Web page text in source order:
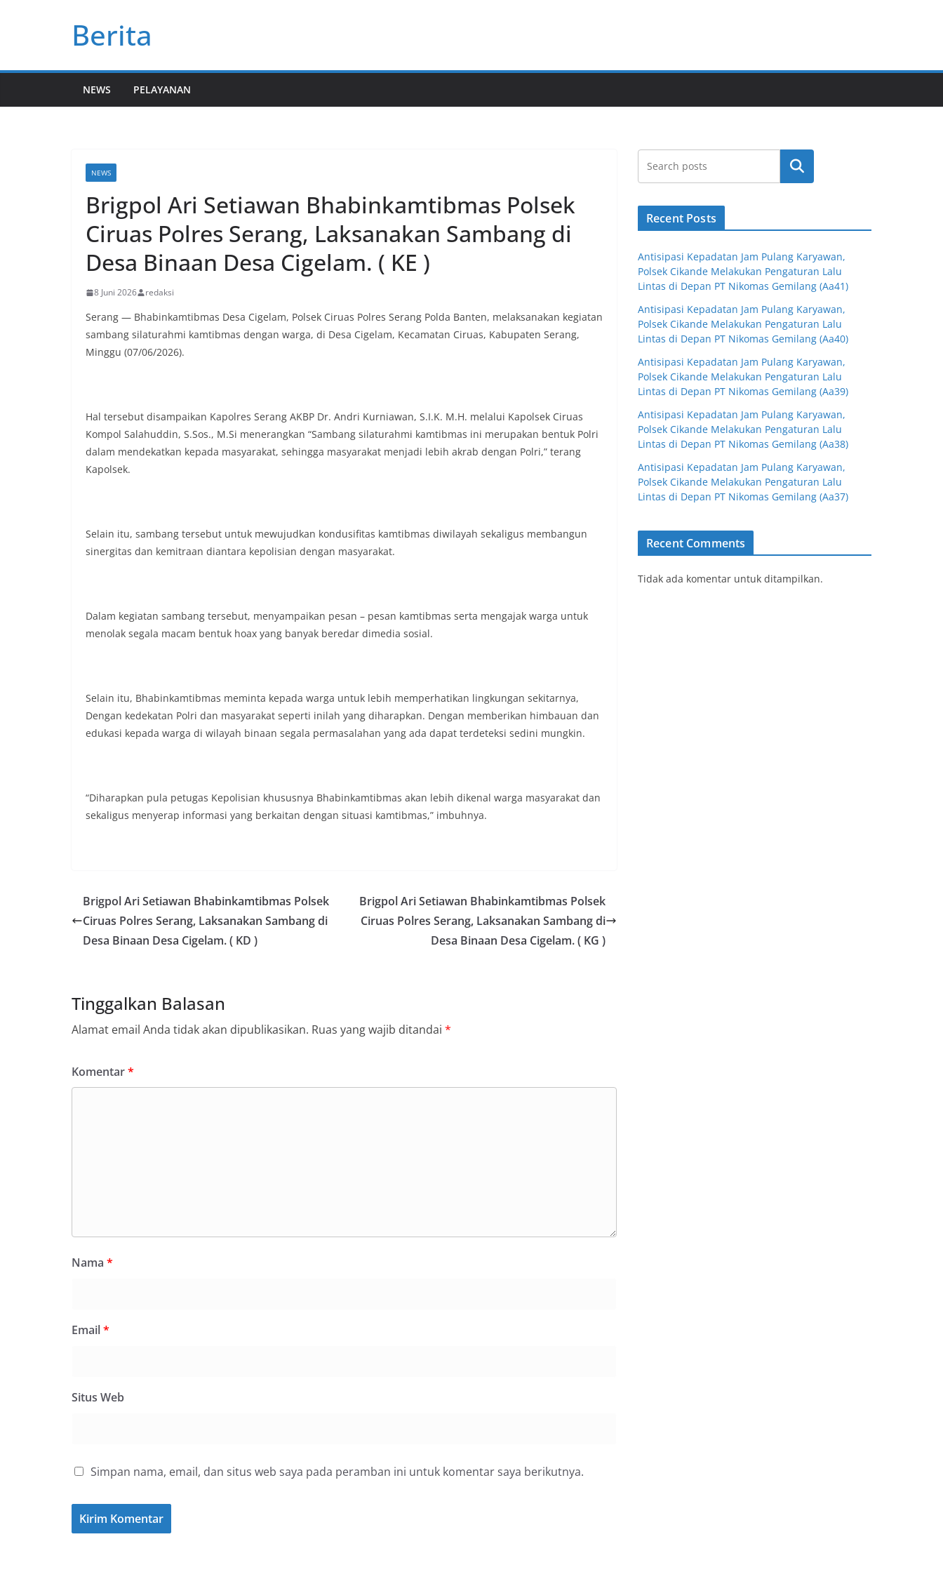
Berita
NEWS PELAYANAN
NEWS
Brigpol Ari Setiawan Bhabinkamtibmas Polsek
Ciruas Polres Serang, Laksanakan Sambang di
Desa Binaan Desa Cigelam. ( KE )
8 Juni 2026 redaksi
Serang — Bhabinkamtibmas Desa Cigelam, Polsek Ciruas Polres Serang Polda Banten, melaksanakan kegiatan
sambang silaturahmi kamtibmas dengan warga, di Desa Cigelam, Kecamatan Ciruas, Kabupaten Serang,
Minggu (07/06/2026).
Hal tersebut disampaikan Kapolres Serang AKBP Dr. Andri Kurniawan, S.I.K. M.H. melalui Kapolsek Ciruas
Kompol Salahuddin, S.Sos., M.Si menerangkan “Sambang silaturahmi kamtibmas ini merupakan bentuk Polri
dalam mendekatkan kepada masyarakat, sehingga masyarakat menjadi lebih akrab dengan Polri,” terang
Kapolsek.
Selain itu, sambang tersebut untuk mewujudkan kondusifitas kamtibmas diwilayah sekaligus membangun
sinergitas dan kemitraan diantara kepolisian dengan masyarakat.
Dalam kegiatan sambang tersebut, menyampaikan pesan – pesan kamtibmas serta mengajak warga untuk
menolak segala macam bentuk hoax yang banyak beredar dimedia sosial.
Selain itu, Bhabinkamtibmas meminta kepada warga untuk lebih memperhatikan lingkungan sekitarnya,
Dengan kedekatan Polri dan masyarakat seperti inilah yang diharapkan. Dengan memberikan himbauan dan
edukasi kepada warga di wilayah binaan segala permasalahan yang ada dapat terdeteksi sedini mungkin.
“Diharapkan pula petugas Kepolisian khususnya Bhabinkamtibmas akan lebih dikenal warga masyarakat dan
sekaligus menyerap informasi yang berkaitan dengan situasi kamtibmas,” imbuhnya.
Brigpol Ari Setiawan Bhabinkamtibmas Polsek
Ciruas Polres Serang, Laksanakan Sambang di
Desa Binaan Desa Cigelam. ( KD )
Brigpol Ari Setiawan Bhabinkamtibmas Polsek
Ciruas Polres Serang, Laksanakan Sambang di
Desa Binaan Desa Cigelam. ( KG )
Tinggalkan Balasan
Alamat email Anda tidak akan dipublikasikan. Ruas yang wajib ditandai *
Komentar*
Nama *
Email*
Situs Web
Simpan nama, email, dan situs web saya pada peramban ini untuk komentar saya berikutnya.
Cari
Recent Posts
Antisipasi Kepadatan Jam Pulang Karyawan,
Polsek Cikande Melakukan Pengaturan Lalu
Lintas di Depan PT Nikomas Gemilang (Aa41)
Antisipasi Kepadatan Jam Pulang Karyawan,
Polsek Cikande Melakukan Pengaturan Lalu
Lintas di Depan PT Nikomas Gemilang (Aa40)
Antisipasi Kepadatan Jam Pulang Karyawan,
Polsek Cikande Melakukan Pengaturan Lalu
Lintas di Depan PT Nikomas Gemilang (Aa39)
Antisipasi Kepadatan Jam Pulang Karyawan,
Polsek Cikande Melakukan Pengaturan Lalu
Lintas di Depan PT Nikomas Gemilang (Aa38)
Antisipasi Kepadatan Jam Pulang Karyawan,
Polsek Cikande Melakukan Pengaturan Lalu
Lintas di Depan PT Nikomas Gemilang (Aa37)
Recent Comments
Tidak ada komentar untuk ditampilkan.